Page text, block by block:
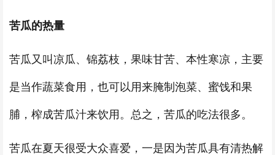
苦瓜的热量
苦瓜又叫凉瓜、锦荔枝，果味甘苦、本性寒凉，主要
是当作蔬菜食用，也可以用来腌制泡菜、蜜饯和果
脯，榨成苦瓜汁来饮用。总之，苦瓜的吃法很多。
苦瓜在夏天很受大众喜爱，一是因为苦瓜具有清热解